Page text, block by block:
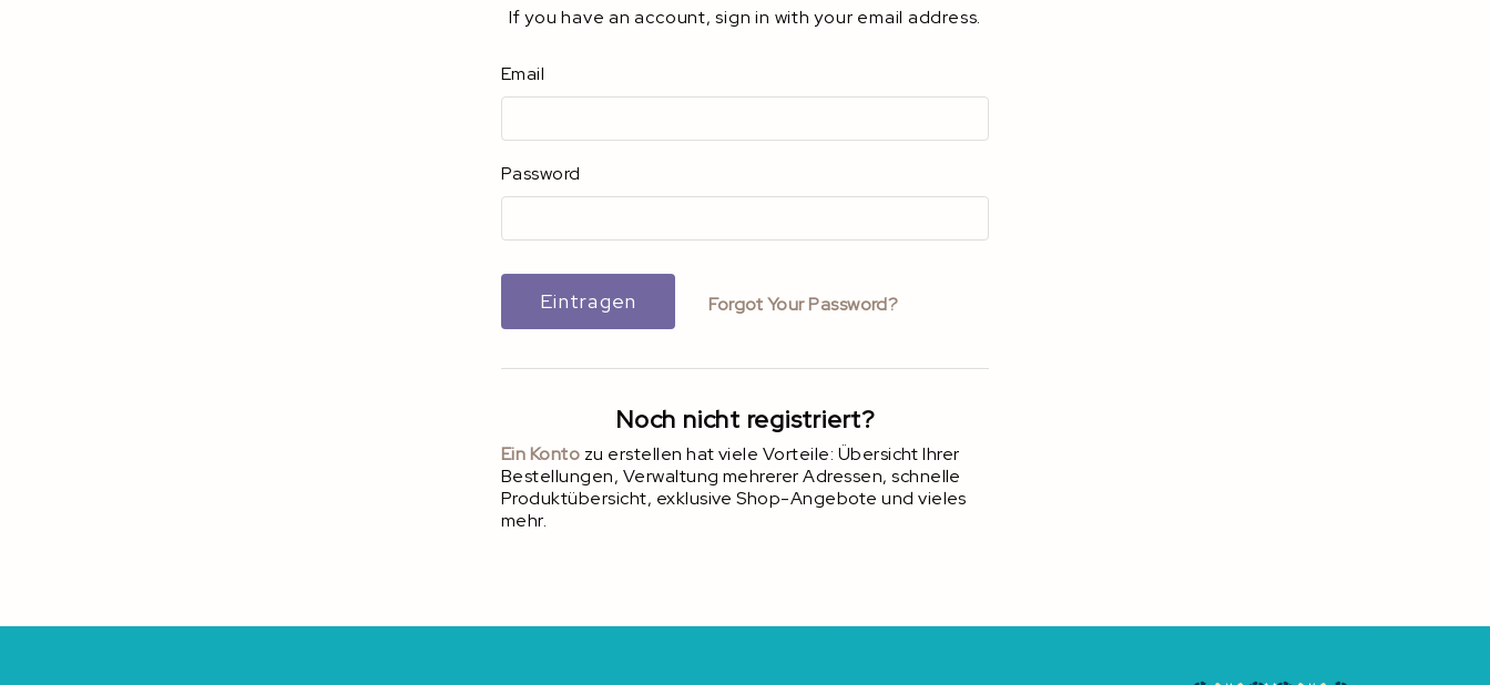
If you have an account, sign in with your email address.
Email
Password
Eintragen Forgot Your Password?
Noch nicht registriert?
Ein Konto zu erstellen hat viele Vorteile: Übersicht Ihrer
Bestellungen, Verwaltung mehrerer Adressen, schnelle
Produktübersicht, exklusive Shop-Angebote und vieles
mehr.